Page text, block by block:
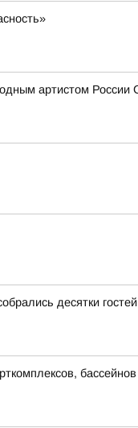
артистом
десятки гостей